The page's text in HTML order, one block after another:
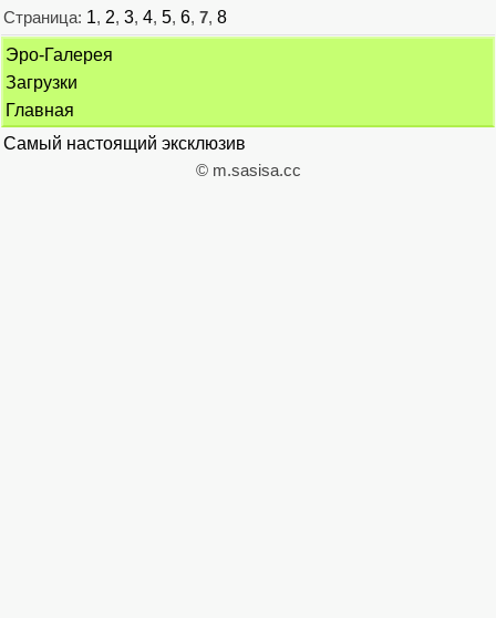
Страница: 1, 2, 3, 4, 5, 6, 7, 8
Эро-Галерея
Загрузки
Главная
Самый настоящий эксклюзив
© m.sasisa.cc